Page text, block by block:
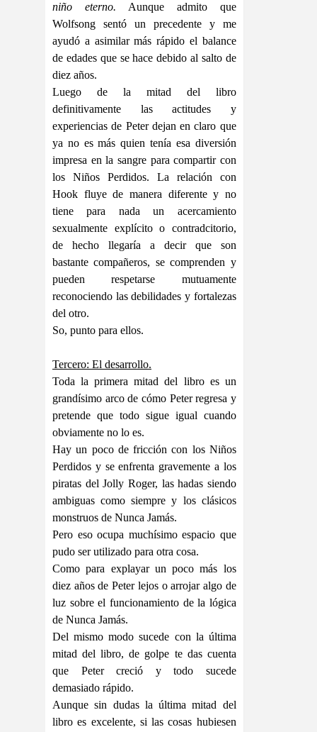
niño eterno. Aunque admito que
Wolfsong sentó un precedente y me
ayudó a asimilar más rápido el balance
de edades que se hace debido al salto de
diez años.
Luego de la mitad del libro
definitivamente las actitudes y
experiencias de Peter dejan en claro que
ya no es más quien tenía esa diversión
impresa en la sangre para compartir con
los Niños Perdidos. La relación con
Hook fluye de manera diferente y no
tiene para nada un acercamiento
sexualmente explícito o contradcitorio,
de hecho llegaría a decir que son
bastante compañeros, se comprenden y
pueden respetarse mutuamente
reconociendo las debilidades y fortalezas
del otro.
So, punto para ellos.
Tercero: El desarrollo.
Toda la primera mitad del libro es un
grandísimo arco de cómo Peter regresa y
pretende que todo sigue igual cuando
obviamente no lo es.
Hay un poco de fricción con los Niños
Perdidos y se enfrenta gravemente a los
piratas del Jolly Roger, las hadas siendo
ambiguas como siempre y los clásicos
monstruos de Nunca Jamás.
Pero eso ocupa muchísimo espacio que
pudo ser utilizado para otra cosa.
Como para explayar un poco más los
diez años de Peter lejos o arrojar algo de
luz sobre el funcionamiento de la lógica
de Nunca Jamás.
Del mismo modo sucede con la última
mitad del libro, de golpe te das cuenta
que Peter creció y todo sucede
demasiado rápido.
Aunque sin dudas la última mitad del
libro es excelente, si las cosas hubiesen